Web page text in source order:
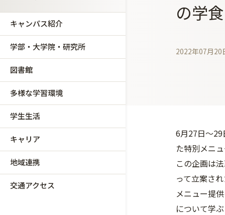
キャンパス紹介
学部・大学院・研究所
図書館
多様な学習環境
学生生活
キャリア
地域連携
交通アクセス
の学
2022年07月20
6月27日～
た特別メニ
この企画は
って立案さ
メニュー提
について学